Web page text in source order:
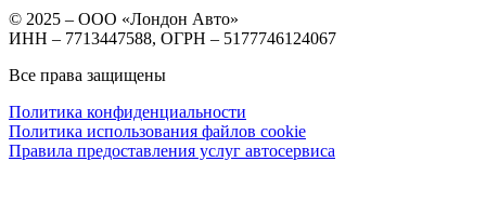
© 2025 – ООО «Лондон Авто»
ИНН – 7713447588, ОГРН – 5177746124067
Все права защищены
Политика конфиденциальности
Политика использования файлов cookie
Правила предоставления услуг автосервиса